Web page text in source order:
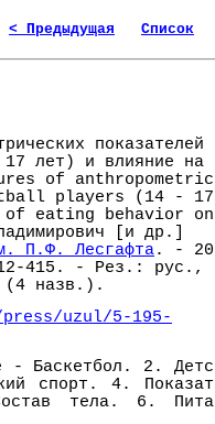
< Предыдущая Список
показателей
лет) и влияние на
of anthropometric
players (14 - 17
eating behavior on
[и др.]
П.Ф. Лесгафта. -
415. - Рез.: рус.,
(4 назв.).
uzul/5-195-
2.
спорт. 4.
тела. 6.